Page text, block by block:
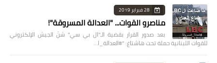
28 فبراير 2019
مناصرو القوات... "العدالة المسروقة"!
بعد صدور القرار بقضية الـ"ال بي سي" شنّ الجيش الإلكتروني
للقوات اللبنانية حملة تحت هاشتاغ: "#العدالة_ا…